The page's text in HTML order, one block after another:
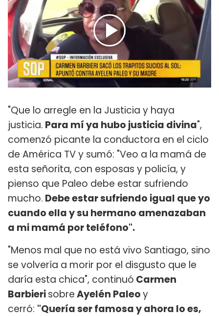
"Que lo arregle en la Justicia y haya
justicia. Para mí ya hubo justicia divina",
comenzó picante la conductora en el ciclo
de América TV y sumó: "Veo a la mamá de
esta señorita, con esposas y policía, y
pienso que Paleo debe estar sufriendo
mucho. Debe estar sufriendo igual que yo
cuando ella y su hermano amenazaban
a mi mamá por teléfono".
"Menos mal que no está vivo Santiago, sino
se volvería a morir por el disgusto que le
daría esta chica", continuó Carmen
BarbierisobreAyelén Paleoy
cerró: "Quería ser famosa y ahora lo es,